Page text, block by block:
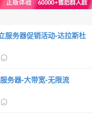
服务器促销活动-达拉斯杜
务器-大带宽-无限流